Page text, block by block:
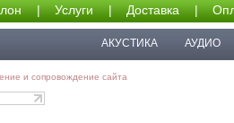
| Услуги | Доставка |
АКУСТИКА АУДИО
и сопровождение сайта